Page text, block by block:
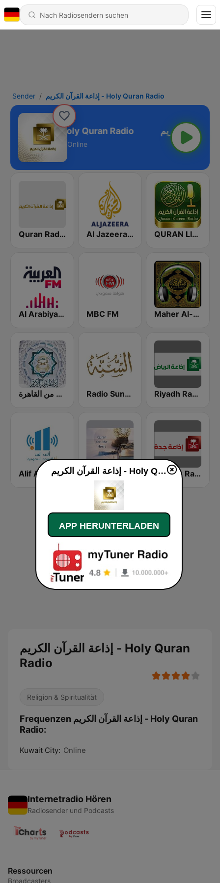
Sender إذاعة القرآن الكريم - Holy Quran Radio
إذاعة القرآن الكريم - Holy Quran Radio
Online
Quran Radio اذاعة القرآن الكريم - الرياض Al Jazeera Arabic (قناة الجزيرة) QURAN LIVE RADIO
Al Arabiya (العربية FM) MBC FM Maher Al-Muaiqly (ماهر المعيقلي)
إذاعة القرآن الكريم من القاهرة Radio Sunna إذاعة السنة Riyadh Radio اذاعة الرياض
Alif Alif FM (ألف ألف إف إم) القرآن للقلب Jeddah Radio اذاعة جدة
إذاعة القرآن الكريم - Holy Quran
Radio
Religion & Spiritualität
Frequenzen إذاعة القرآن الكريم - Holy Quran
Radio:
Kuwait City: Online
Internetradio Hören
Radiosender und Podcasts
Ressourcen
Broadcasters
إذاعة القرآن الكريم - Holy Quran Radio live
APP HERUNTERLADEN